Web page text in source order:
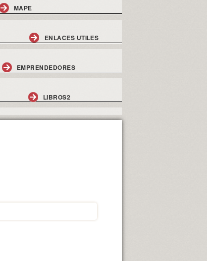
MAPE
ENLACES UTILES
EMPRENDEDORES
LIBROS2